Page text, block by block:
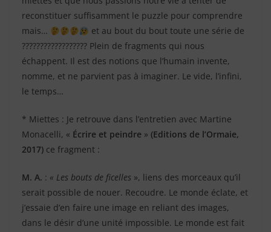
reconstituer suffisamment le puzzle pour comprendre
mais…
et au bout du bout toute une série de
?????????????????? Plein de fragments qui nous
échappent. Il est des notions que l’humain invente,
nomme, et ne parvient pas à imaginer. Le vide, l’infini,
le temps…
* Miettes : Je retrouve dans l’entretien avec Martine
Monacelli, « Écrire et peindre » (Editions de l’Ormaie,
2017) ce fragment :
M. A. : « Les bouts de ficelles », liens des morceaux qu’il
serait possible de nouer. Recoudre. Le monde éclate, et
j’essaie d’en faire une image en reliant des images,
dans le désir d’une unité impossible. Le monde est fait